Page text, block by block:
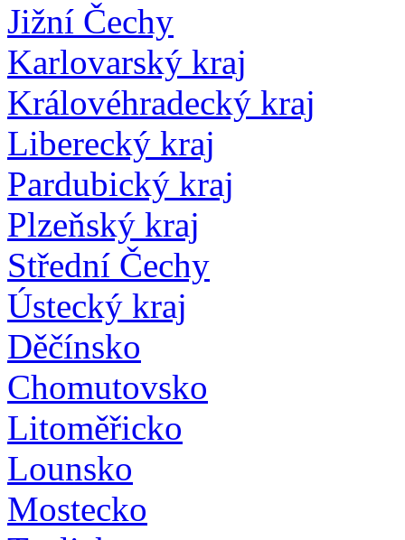
Jižní Čechy
Karlovarský kraj
Královéhradecký kraj
Liberecký kraj
Pardubický kraj
Plzeňský kraj
Střední Čechy
Ústecký kraj
Děčínsko
Chomutovsko
Litoměřicko
Lounsko
Mostecko